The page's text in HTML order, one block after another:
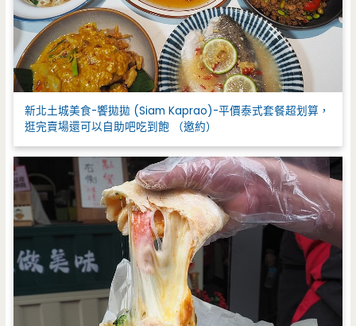
新北土城美食-饗拋拋 (Siam Kaprao)-平價泰式套餐超划算，
逛完賣場還可以自助吧吃到飽 （邀約）